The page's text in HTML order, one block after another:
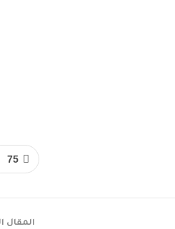
75
المقال